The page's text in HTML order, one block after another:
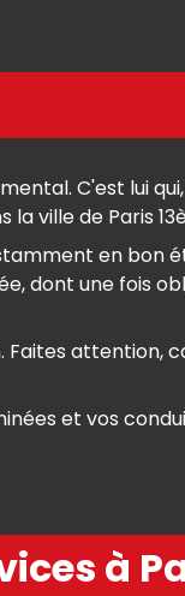
C'est lui qui,
ville de Paris
en bon
dont une fois
Faites attention,
et vos
à